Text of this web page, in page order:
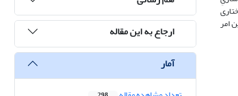
امر
ارجاع به این مقاله
آمار